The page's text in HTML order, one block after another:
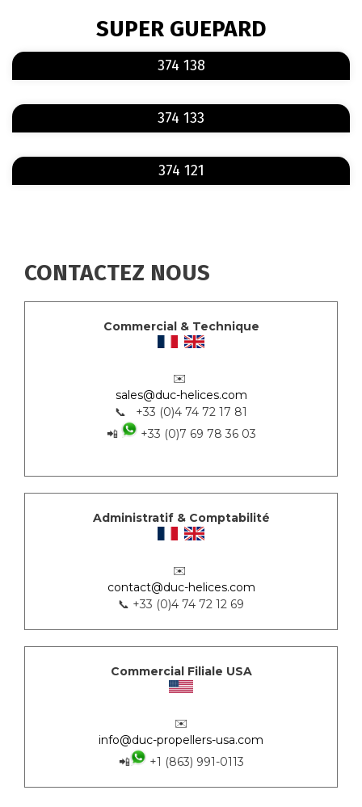
D'ARIANE
SUPER GUEPARD
374 138
374 133
374 121
CONTACTEZ NOUS
Commercial & Technique
✉️
sales@duc-helices.com
📞 +33 (0)4 74 72 17 81
📲
+33 (0)7 69 78 36 03
Administratif & Comptabilité
✉️
contact@duc-helices.com
📞 +33 (0)4 74 72 12 69
Commercial Filiale USA
✉️
info@duc-propellers-usa.com
📲
+1 (863) 991-0113